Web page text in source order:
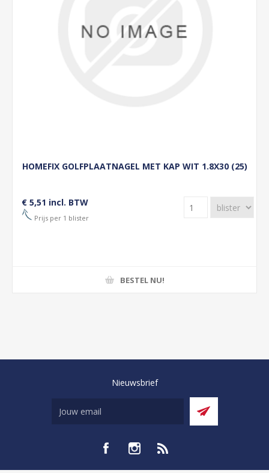
HOMEFIX GOLFPLAATNAGEL MET KAP WIT 1.8X30 (25)
€ 5,51 incl. BTW
Prijs per 1 blister
BESTEL NU!
Nieuwsbrief